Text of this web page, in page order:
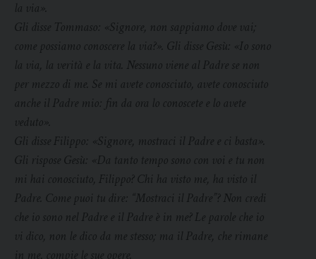
la via».
Gli disse Tommaso: «Signore, non sappiamo dove vai;
come possiamo conoscere la via?». Gli disse Gesù: «Io sono
la via, la verità e la vita. Nessuno viene al Padre se non
per mezzo di me. Se mi avete conosciuto, avete conosciuto
anche il Padre mio: fin da ora lo conoscete e lo avete
veduto».
Gli disse Filippo: «Signore, mostraci il Padre e ci basta».
Gli rispose Gesù: «Da tanto tempo sono con voi e tu non
mi hai conosciuto, Filippo? Chi ha visto me, ha visto il
Padre. Come puoi tu dire: “Mostraci il Padre”? Non credi
che io sono nel Padre e il Padre è in me? Le parole che io
vi dico, non le dico da me stesso; ma il Padre, che rimane
in me, compie le sue opere.